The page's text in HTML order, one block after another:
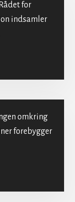
for
indsamler
omkring
forebygger